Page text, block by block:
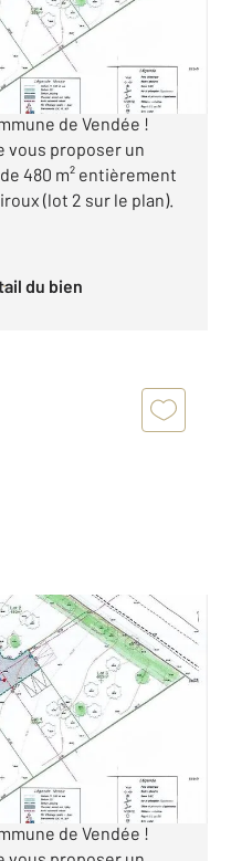
exceptionnelle à
de Vendée !
vous proposer un
480 m² entièrement
(lot 2 sur le plan).
du bien
exceptionnelle à
de Vendée !